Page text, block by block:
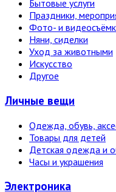
Бытовые услуги
Праздники,
Фото- и
Няни, сиделки
Уход за животными
Искусство
Другое
Личные вещи
Одежда, обувь,
Товары для детей
Детская одежда и
Часы и украшения
Электро­ника